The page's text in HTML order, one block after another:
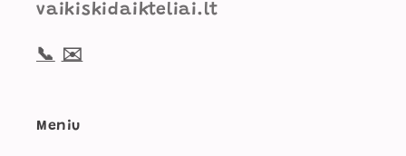
vaikiskidaikteliai.lt
📞 ✉️
Meniu